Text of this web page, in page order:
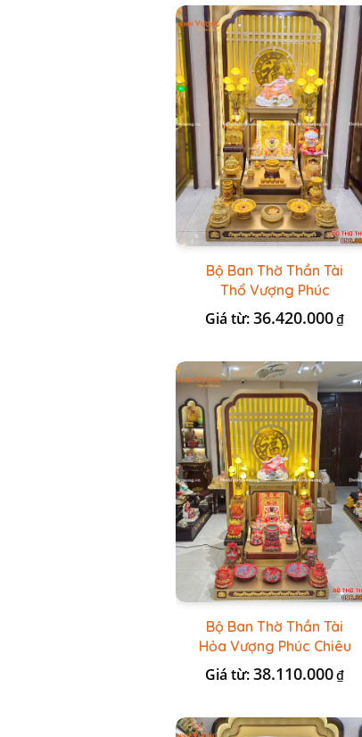
Bộ Ban Thờ Thần Tài
Thổ Vượng Phúc
Trường + Bộ Đồ Sứ Cao
Cấp Gấm Vàng
Giá từ:36.420.000₫
Bộ Ban Thờ Thần Tài
Hỏa Vượng Phúc Chiêu
+ Bộ Đồ Thờ Nổi Đỏ BT
Giá từ:38.110.000₫